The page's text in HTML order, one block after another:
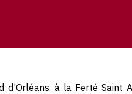
à la Ferté Saint